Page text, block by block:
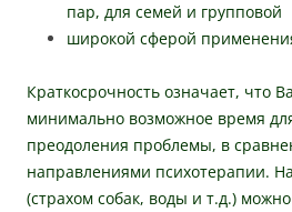
пар, для семей и групповой
широкой сферой
Краткосрочность означает, что
минимально возможное время
преодоления проблемы, в
направлениями психотерапии.
(страхом собак, воды и т.д.)